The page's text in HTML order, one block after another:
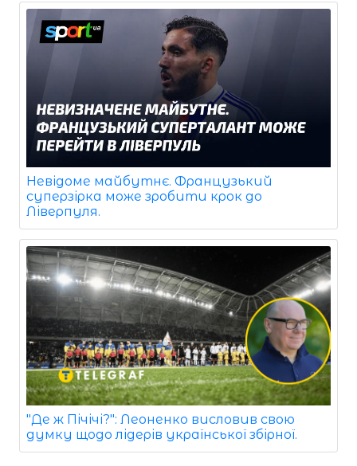
Невідоме майбутнє. Французький
суперзірка може зробити крок до
Ліверпуля.
"Де ж Пічічі?": Леоненко висловив свою
думку щодо лідерів української збірної.